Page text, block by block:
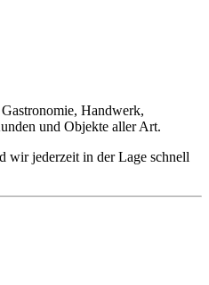
Handwerk,
und Objekte aller Art.
wir jederzeit in der Lage schnell